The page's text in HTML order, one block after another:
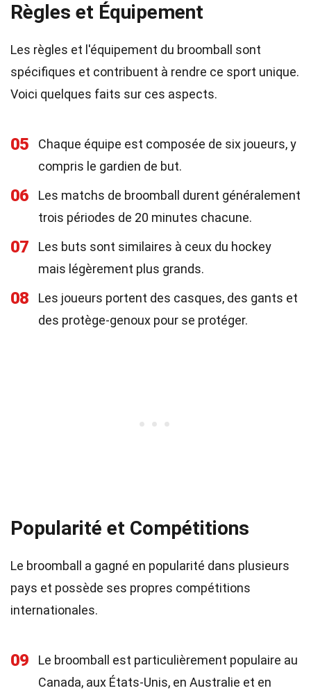
Règles et Équipement
Les règles et l'équipement du broomball sont
spécifiques et contribuent à rendre ce sport unique.
Voici quelques faits sur ces aspects.
05
Chaque équipe est composée de six joueurs, y
compris le gardien de but.
06
Les matchs de broomball durent généralement
trois périodes de 20 minutes chacune.
07
Les buts sont similaires à ceux du hockey
mais légèrement plus grands.
08
Les joueurs portent des casques, des gants et
des protège-genoux pour se protéger.
Popularité et Compétitions
Le broomball a gagné en popularité dans plusieurs
pays et possède ses propres compétitions
internationales.
09
Le broomball est particulièrement populaire au
Canada, aux États-Unis, en Australie et en